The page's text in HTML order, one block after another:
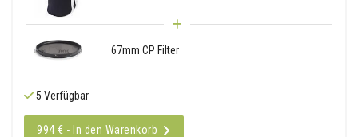
67mm CP Filter
5 Verfügbar
994 € - In den Warenkorb